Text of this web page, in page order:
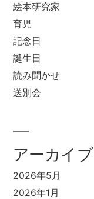
絵本研究家
育児
記念日
誕生日
読み聞かせ
送別会
アーカイブ
2026年5月
2026年1月